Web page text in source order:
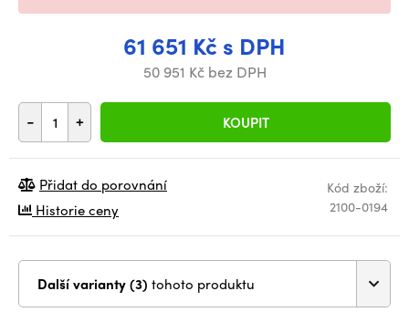
61 651 Kč s DPH
50 951 Kč bez DPH
- + KOUPIT
Kód zboží:
2100-0194
Přidat do porovnání
Historie ceny
Další varianty (3) tohoto produktu